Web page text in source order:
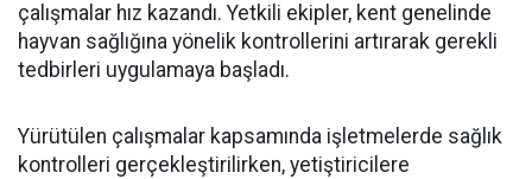
çalışmalar hız kazandı. Yetkili ekipler, kent genelinde
hayvan sağlığına yönelik kontrollerini artırarak gerekli
tedbirleri uygulamaya başladı.
Yürütülen çalışmalar kapsamında işletmelerde sağlık
kontrolleri gerçekleştirilirken, yetiştiricilere